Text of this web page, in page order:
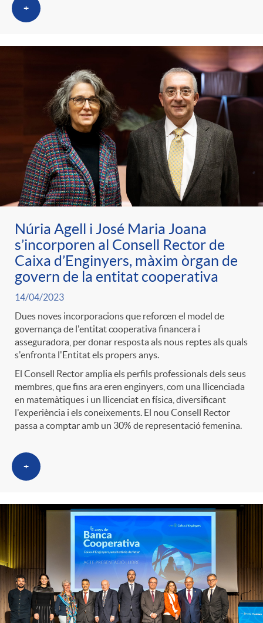
+
Núria Agell i José Maria Joana
s’incorporen al Consell Rector de
Caixa d’Enginyers, màxim òrgan de
govern de la entitat cooperativa
14/04/2023
Dues noves incorporacions que reforcen el model de
governança de l'entitat cooperativa financera i
asseguradora, per donar resposta als nous reptes als quals
s'enfronta l'Entitat els propers anys.
El Consell Rector amplia els perfils professionals dels seus
membres, que fins ara eren enginyers, com una llicenciada
en matemàtiques i un llicenciat en física, diversificant
l'experiència i els coneixements. El nou Consell Rector
passa a comptar amb un 30% de representació femenina.
+